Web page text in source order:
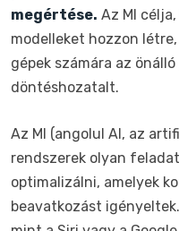
megértése. Az MI
modelleket hozzon
gépek számára az
döntéshozatalt.
Az MI (angolul AI, az
rendszerek olyan
optimalizálni, amelyek
beavatkozást